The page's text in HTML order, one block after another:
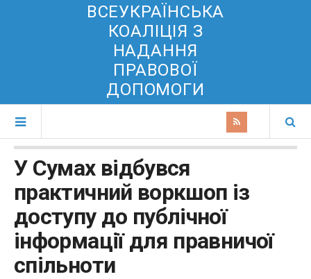
ВСЕУКРАЇНСЬКА
КОАЛІЦІЯ З
НАДАННЯ
ПРАВОВОЇ
ДОПОМОГИ
У Сумах відбувся
практичний воркшоп із
доступу до публічної
інформації для правничої
спільноти